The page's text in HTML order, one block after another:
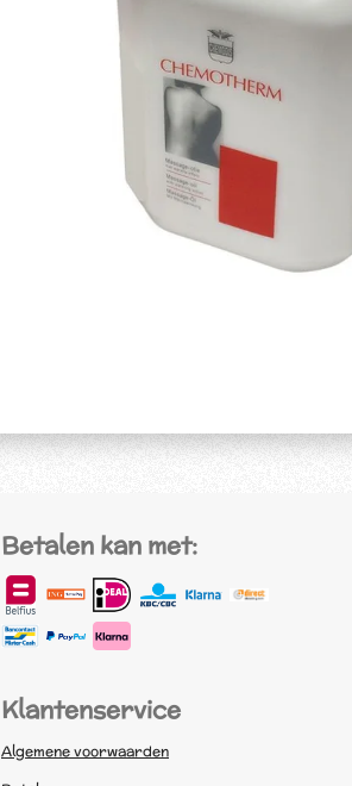
Betalen kan met:
Klantenservice
Algemene voorwaarden